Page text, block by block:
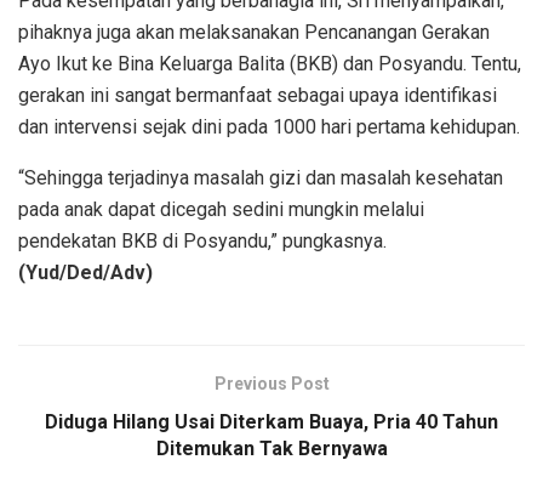
pihaknya juga akan melaksanakan Pencanangan Gerakan
Ayo Ikut ke Bina Keluarga Balita (BKB) dan Posyandu. Tentu,
gerakan ini sangat bermanfaat sebagai upaya identifikasi
dan intervensi sejak dini pada 1000 hari pertama kehidupan.
“Sehingga terjadinya masalah gizi dan masalah kesehatan
pada anak dapat dicegah sedini mungkin melalui
pendekatan BKB di Posyandu,” pungkasnya.
(Yud/Ded/Adv)
Previous Post
Diduga Hilang Usai Diterkam Buaya, Pria 40 Tahun
Ditemukan Tak Bernyawa